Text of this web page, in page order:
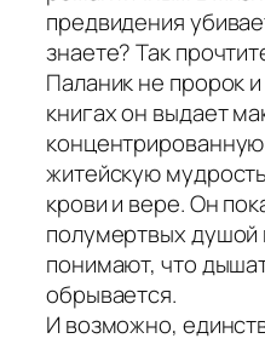
предвидения
знаете? Так
Паланик не пророк
книгах он выдает
житейскую
крови и вере. Он
полумертвых душой
понимают, что
обрывается.
И возможно,